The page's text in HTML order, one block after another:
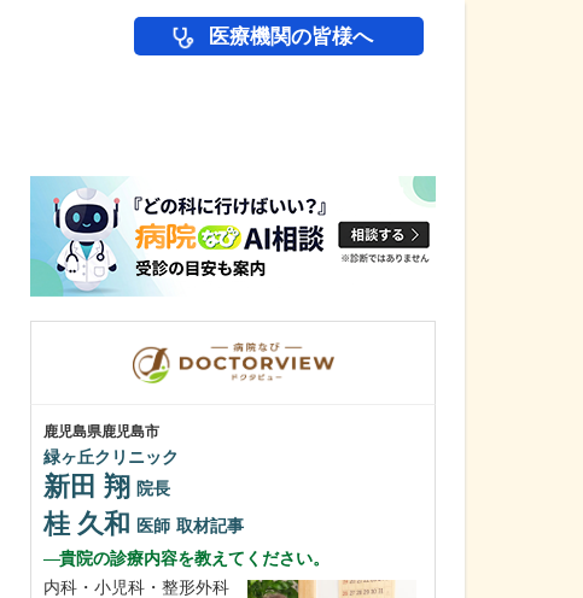
医療機関の皆様へ
鹿児島県鹿児島市
緑ヶ丘クリニック
新田 翔 院長
桂 久和 医師 取材記事
貴院の診療内容を教えてください。
内科・小児科・整形外科